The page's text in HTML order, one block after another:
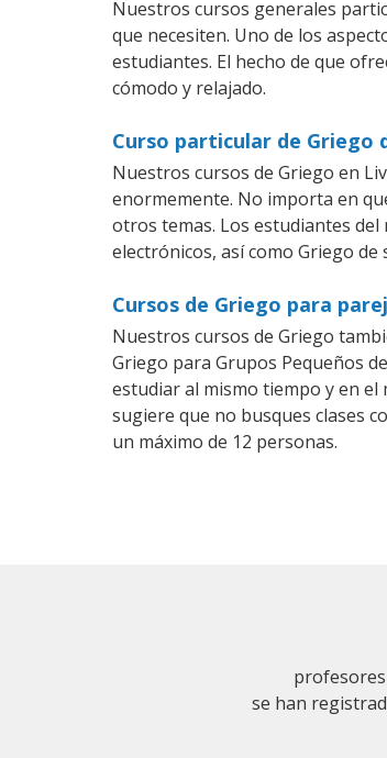
Nuestros cursos generales
que necesiten. Uno de los
estudiantes. El hecho de que
cómodo y relajado.
Curso particular de Griego
Nuestros cursos de Griego en
enormemente. No importa en
otros temas. Los estudiantes
electrónicos, así como Griego
Cursos de Griego para
Nuestros cursos de Griego
Griego para Grupos Pequeños
estudiar al mismo tiempo y en
sugiere que no busques clases
un máximo de 12 personas.
se han